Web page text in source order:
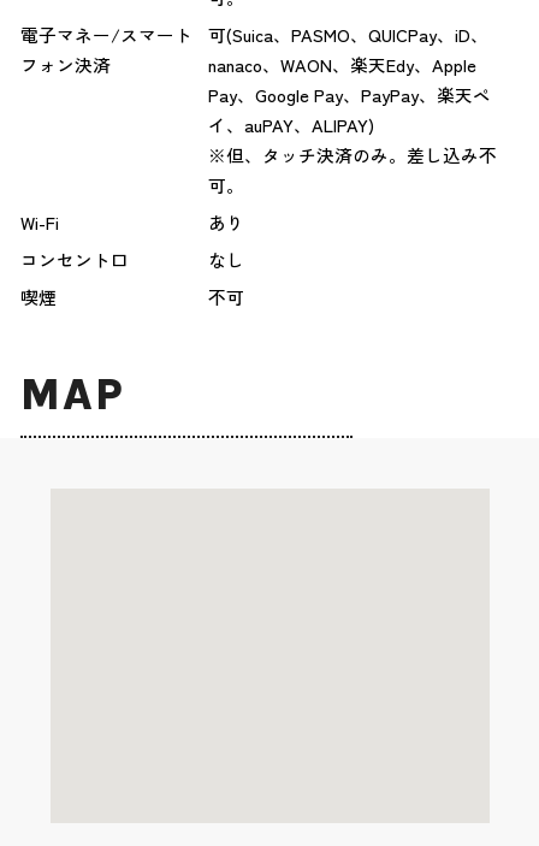
電子マネー/スマート
フォン決済
可(Suica、PASMO、QUICPay、iD、
nanaco、WAON、楽天Edy、Apple
Pay、Google Pay、PayPay、楽天ペ
イ、auPAY、ALIPAY)
※但、タッチ決済のみ。差し込み不
可。
Wi-Fi
あり
コンセント口
なし
喫煙
不可
MAP